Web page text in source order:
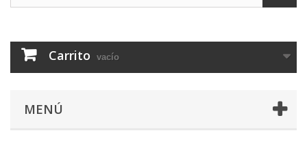
Carrito vacío
MENÚ